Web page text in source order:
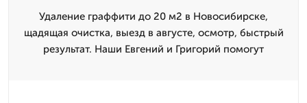
Удаление граффити до 20 м2 в Новосибирске,
щадящая очистка, выезд в августе, осмотр, быстрый
результат. Наши Евгений и Григорий помогут